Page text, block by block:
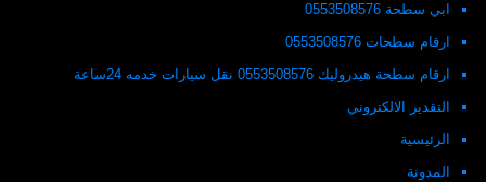
ابي سطحة 0553508576
ارقام سطحات 0553508576
ارقام سطحة هيدروليك 0553508576 نقل سيارات خدمه 24ساعة
التقدير الالكتروني
الرئيسية
المدونة